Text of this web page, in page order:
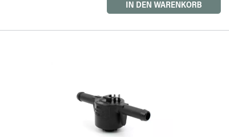
IN DEN WARENKORB